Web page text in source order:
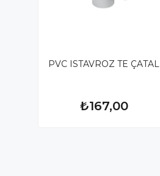
PVC ISTAVROZ TE ÇATAL
₺167,00